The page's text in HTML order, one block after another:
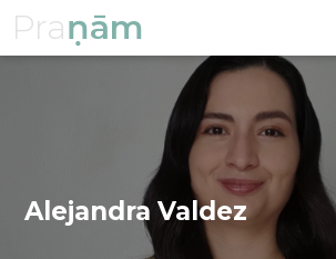
Praṇām
Alejandra Valdez